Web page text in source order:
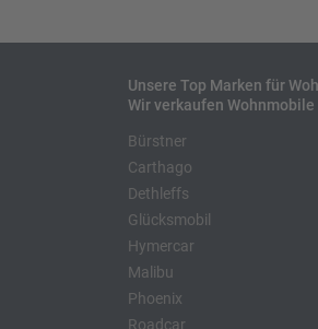
Unsere Top Marken für
Wir verkaufen
Bürstner
Carthago
Dethleffs
Glücksmobil
Hymercar
Malibu
Phoenix
Roadcar